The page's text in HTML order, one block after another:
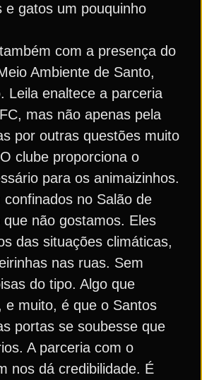
e gatos um pouquinho
com a presença do
Ambiente de Santo,
Leila enaltece a parceria
mas não apenas pela
por outras questões muito
clube proporciona o
para os animaizinhos.
confinados no Salão de
não gostamos. Eles
das situações climáticas,
nas ruas. Sem
do tipo. Algo que
e muito, é que o Santos
portas se soubesse que
A parceria com o
nos dá credibilidade. É